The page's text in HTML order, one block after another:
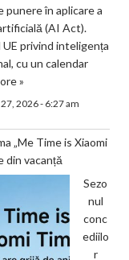
punere în aplicare a
(AI Act).
privind inteligența
cu un calendar
»
2026 - 6:27 am
„Me Time is Xiaomi
din vacanță
Sezo
nul
conc
ediilo
r